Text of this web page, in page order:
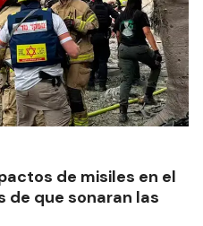
de misiles en el
de que sonaran las